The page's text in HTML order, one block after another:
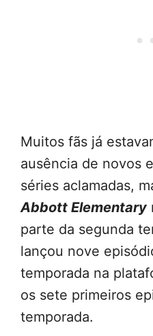
Muitos fãs já
ausência de novos
séries aclamadas,
Abbott Elementary
parte da segunda
lançou nove
temporada na
os sete primeiros
temporada.